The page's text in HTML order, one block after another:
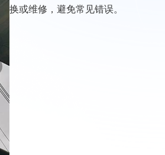
换或维修，避免常见错误。